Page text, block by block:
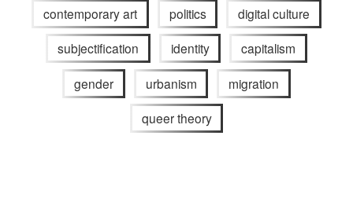
contemporary art politics digital culture
subjectification identity capitalism
gender urbanism migration
queer theory